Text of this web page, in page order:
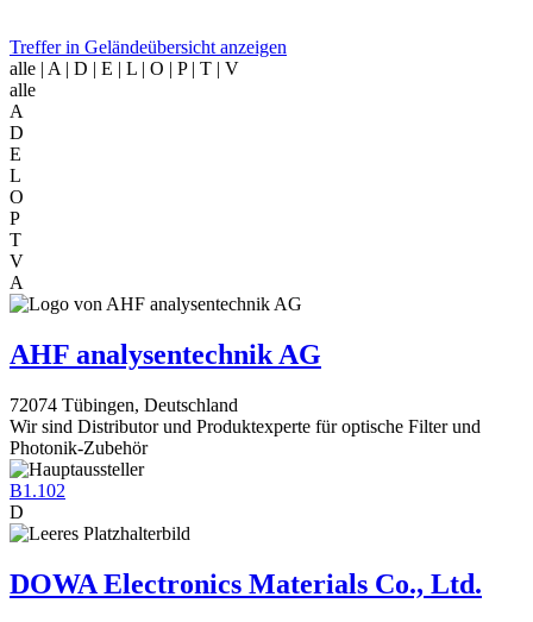
Treffer in Geländeübersicht anzeigen
alle | A | D | E | L | O | P | T | V
alle
A
D
E
L
O
P
T
V
A
AHF analysentechnik AG
72074 Tübingen, Deutschland
Wir sind Distributor und Produktexperte für optische Filter und
Photonik-Zubehör
B1.102
D
DOWA Electronics Materials Co., Ltd.